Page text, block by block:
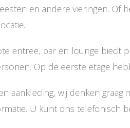
en andere vieringen. Of
entree, bar en lounge biedt
Op de eerste etage
aankleding, wij denken
U kunt ons telefonisch